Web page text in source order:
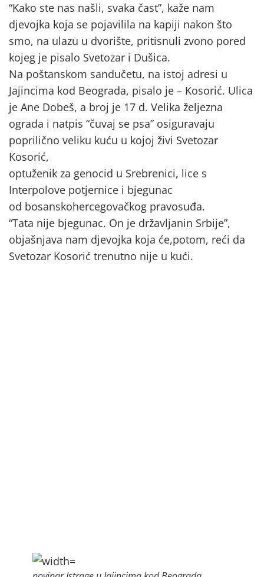
“Kako ste nas našli, svaka čast”, kaže nam
djevojka koja se pojavilila na kapiji nakon što
smo, na ulazu u dvorište, pritisnuli zvono pored
kojeg je pisalo Svetozar i Dušica.
Na poštanskom sandučetu, na istoj adresi u
Jajincima kod Beograda, pisalo je – Kosorić. Ulica
je Ane Dobeš, a broj je 17 d. Velika željezna
ograda i natpis “čuvaj se psa” osiguravaju
poprilično veliku kuću u kojoj živi Svetozar
Kosorić,
optuženik za genocid u Srebrenici, lice s
Interpolove potjernice i bjegunac
od bosanskohercegovačkog pravosuđa.
“Tata nije bjegunac. On je državljanin Srbije”,
objašnjava nam djevojka koja će,potom, reći da
Svetozar Kosorić trenutno nije u kući.